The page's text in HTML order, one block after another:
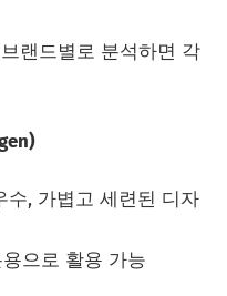
랜드별로 분석하면 각
수, 가볍고 세련된 디자
으로 활용 가능